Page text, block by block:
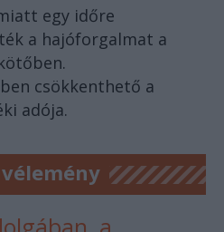
egy időre
a hajóforgalmat a
csökkenthető a
adója.